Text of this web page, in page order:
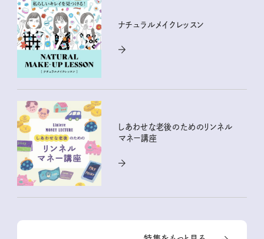
ナチュラルメイクレッスン
しあわせな老後のためのリンネル
マネー講座